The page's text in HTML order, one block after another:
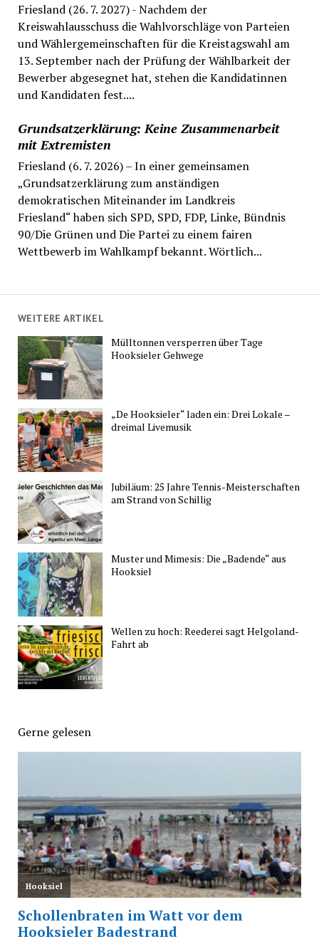
Friesland (26. 7. 2027) - Nachdem der
Kreiswahlausschuss die Wahlvorschläge von Parteien
und Wählergemeinschaften für die Kreistagswahl am
13. September nach der Prüfung der Wählbarkeit der
Bewerber abgesegnet hat, stehen die Kandidatinnen
und Kandidaten fest....
Grundsatzerklärung: Keine Zusammenarbeit
mit Extremisten
Friesland (6. 7. 2026) – In einer gemeinsamen
„Grundsatzerklärung zum anständigen
demokratischen Miteinander im Landkreis
Friesland“ haben sich SPD, SPD, FDP, Linke, Bündnis
90/Die Grünen und Die Partei zu einem fairen
Wettbewerb im Wahlkampf bekannt. Wörtlich...
WEITERE ARTIKEL
Mülltonnen versperren über Tage
Hooksieler Gehwege
„De Hooksieler“ laden ein: Drei Lokale –
dreimal Livemusik
Jubiläum: 25 Jahre Tennis-Meisterschaften
am Strand von Schillig
Muster und Mimesis: Die „Badende“ aus
Hooksiel
Wellen zu hoch: Reederei sagt Helgoland-
Fahrt ab
Gerne gelesen